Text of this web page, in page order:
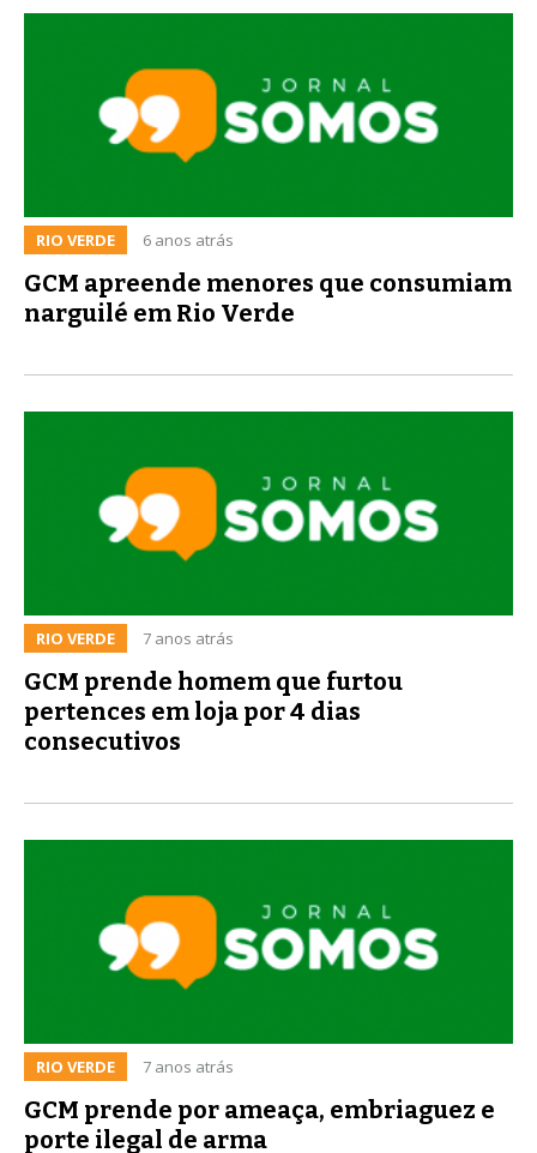
RIO VERDE 6 anos atrás
GCM apreende menores que consumiam
narguilé em Rio Verde
RIO VERDE 7 anos atrás
GCM prende homem que furtou
pertences em loja por 4 dias
consecutivos
RIO VERDE 7 anos atrás
GCM prende por ameaça, embriaguez e
porte ilegal de arma